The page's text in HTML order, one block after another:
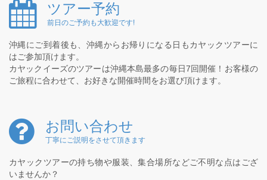
ツアー予約
前日のご予約も大歓迎です!
沖縄にご到着後も、沖縄からお帰りになる日もカヤックツアーに
はご参加頂けます。
カヤックイーズのツアーは沖縄本島最多の毎日7回開催！お客様の
ご旅程に合わせて、お好きな開催時間をお選び頂けます。
お問い合わせ
丁寧にご説明をさせて頂きます
カヤックツアーの持ち物や服装、集合場所などご不明な点はござ
いませんか？